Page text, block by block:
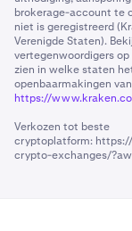
brokerage-account te
niet is geregistreerd
Verenigde Staten).
vertegenwoordigers op
zien in welke staten
openbaarmakingen
https://
Verkozen tot beste
cryptoplatform:
crypto-exchanges/